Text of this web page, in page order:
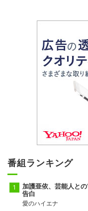
番組ランキング
加護亜依、芸能人との
告白
愛のハイエナ